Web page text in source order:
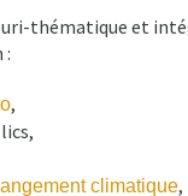
thématique et
:
,
climatique,